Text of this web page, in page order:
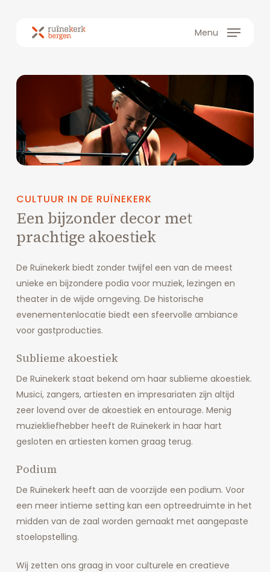
Menu
CULTUUR IN DE RUÏNEKERK
Een bijzonder decor met
prachtige akoestiek
De Ruïnekerk biedt zonder twijfel een van de meest
unieke en bijzondere podia voor muziek, lezingen en
theater in de wijde omgeving. De historische
evenementenlocatie biedt een sfeervolle ambiance
voor gastproducties.
Sublieme akoestiek
De Ruïnekerk staat bekend om haar sublieme akoestiek.
Musici, zangers, artiesten en impresariaten zijn altijd
zeer lovend over de akoestiek en entourage. Menig
muziekliefhebber heeft de Ruïnekerk in haar hart
gesloten en artiesten komen graag terug.
Podium
De Ruïnekerk heeft aan de voorzijde een podium. Voor
een meer intieme setting kan een optreedruimte in het
midden van de zaal worden gemaakt met aangepaste
stoelopstelling.
Wij zetten ons graag in voor culturele en creatieve